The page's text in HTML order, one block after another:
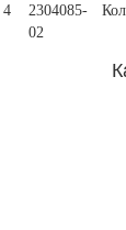
4
2304085-
02